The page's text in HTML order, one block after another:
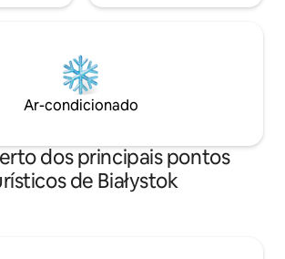
Ar-condicionado
dos principais pontos
de Białystok